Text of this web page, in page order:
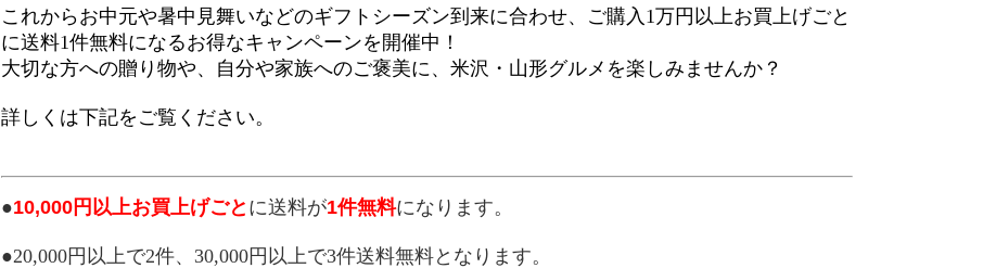
これからお中元や暑中見舞いなどのギフトシーズン到来に合わせ、ご購入1万円以上お買上げごと
に送料1件無料になるお得なキャンペーンを開催中！
大切な方への贈り物や、自分や家族へのご褒美に、米沢・山形グルメを楽しみませんか？
詳しくは下記をご覧ください。
●10,000円以上お買上げごと に送料が1件無料になります。
●20,000円以上で2件、30,000円以上で3件送料無料となります。